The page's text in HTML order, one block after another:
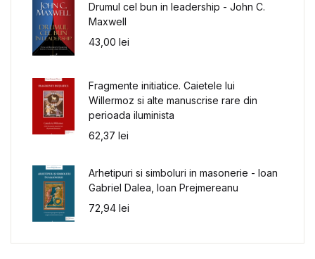
Drumul cel bun in leadership - John C.
Maxwell
43,00 lei
Fragmente initiatice. Caietele lui
Willermoz si alte manuscrise rare din
perioada iluminista
62,37 lei
Arhetipuri si simboluri in masonerie - Ioan
Gabriel Dalea, Ioan Prejmereanu
72,94 lei